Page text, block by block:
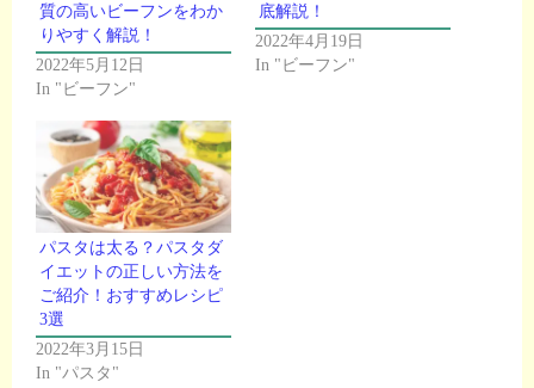
質の高いビーフンをわか
りやすく解説！
2022年5月12日
In "ビーフン"
底解説！
2022年4月19日
In "ビーフン"
パスタは太る？パスタダ
イエットの正しい方法を
ご紹介！おすすめレシピ
3選
2022年3月15日
In "パスタ"